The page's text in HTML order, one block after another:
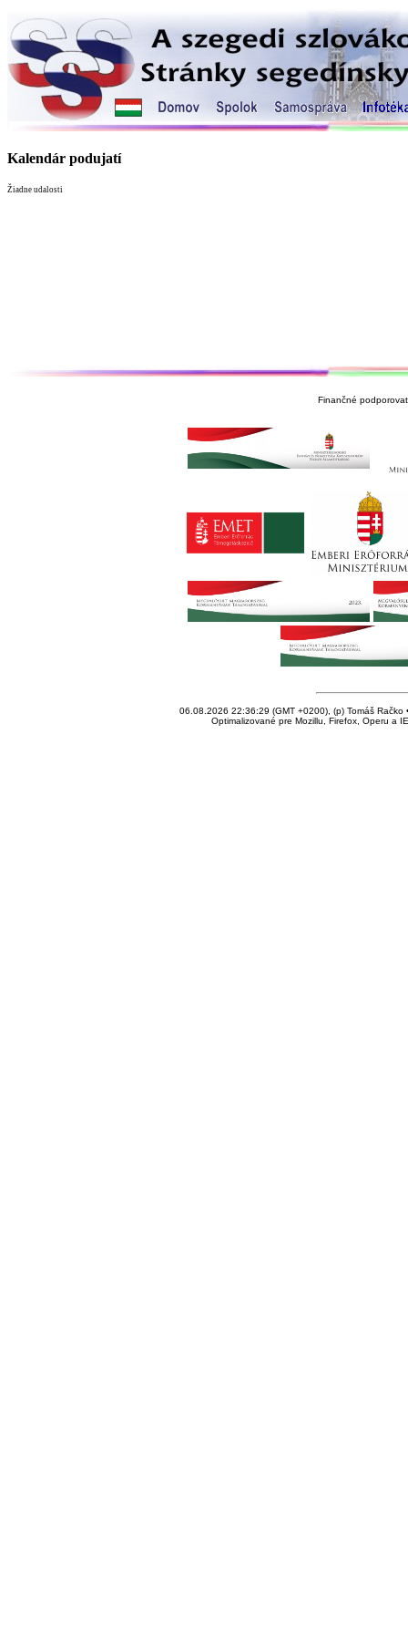
Kalendár podujatí
Žiadne udalosti
Finančné
06.08.2026 22:36:29 (GMT +0200), (p) Tomáš Račko
Optimalizované pre Mozillu, Firefox, Operu a